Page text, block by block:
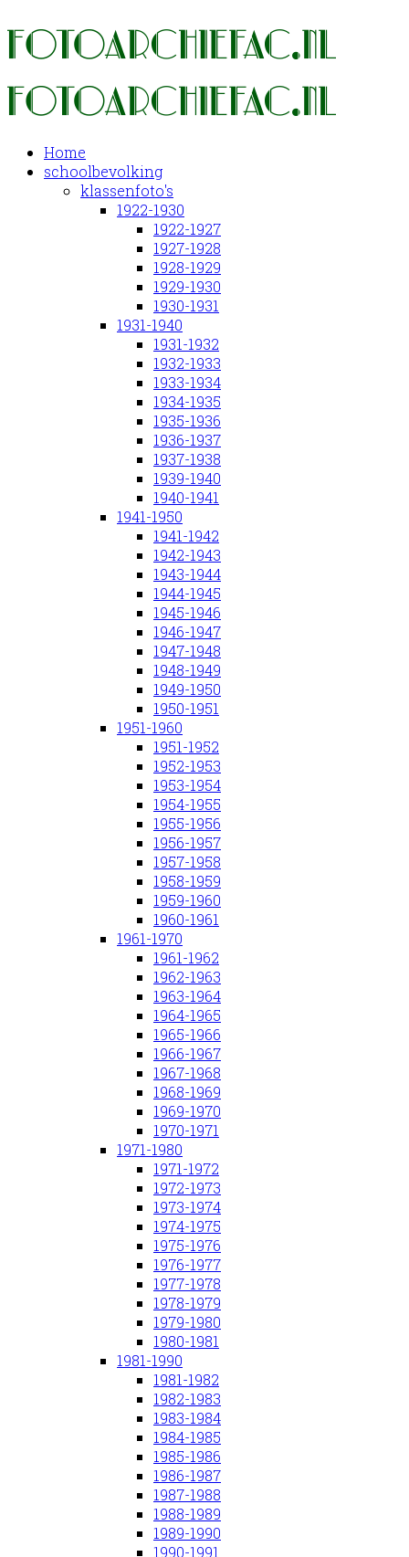
Home
schoolbevolking
klassenfoto's
1922-1930
1922-1927
1927-1928
1928-1929
1929-1930
1930-1931
1931-1940
1931-1932
1932-1933
1933-1934
1934-1935
1935-1936
1936-1937
1937-1938
1939-1940
1940-1941
1941-1950
1941-1942
1942-1943
1943-1944
1944-1945
1945-1946
1946-1947
1947-1948
1948-1949
1949-1950
1950-1951
1951-1960
1951-1952
1952-1953
1953-1954
1954-1955
1955-1956
1956-1957
1957-1958
1958-1959
1959-1960
1960-1961
1961-1970
1961-1962
1962-1963
1963-1964
1964-1965
1965-1966
1966-1967
1967-1968
1968-1969
1969-1970
1970-1971
1971-1980
1971-1972
1972-1973
1973-1974
1974-1975
1975-1976
1976-1977
1977-1978
1978-1979
1979-1980
1980-1981
1981-1990
1981-1982
1982-1983
1983-1984
1984-1985
1985-1986
1986-1987
1987-1988
1988-1989
1989-1990
1990-1991